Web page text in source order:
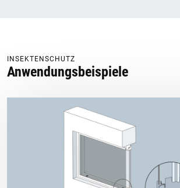
INSEKTENSCHUTZ
Anwendungsbeispiele